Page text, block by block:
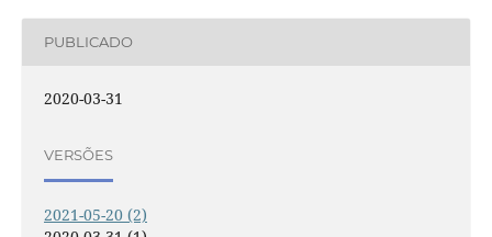
PUBLICADO
2020-03-31
VERSÕES
2021-05-20 (2)